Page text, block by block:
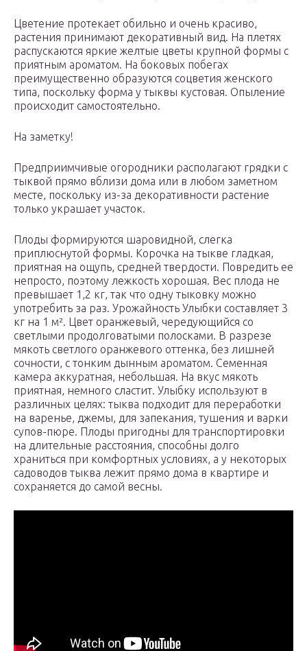
Цветение протекает обильно и очень красиво,
растения принимают декоративный вид. На плетях
распускаются яркие желтые цветы крупной формы с
приятным ароматом. На боковых побегах
преимущественно образуются соцветия женского
типа, поскольку форма у тыквы кустовая. Опыление
происходит самостоятельно.
На заметку!
Предприимчивые огородники располагают грядки с
тыквой прямо вблизи дома или в любом заметном
месте, поскольку из-за декоративности растение
только украшает участок.
Плоды формируются шаровидной, слегка
приплюснутой формы. Корочка на тыкве гладкая,
приятная на ощупь, средней твердости. Повредить ее
непросто, поэтому лежкость хорошая. Вес плода не
превышает 1,2 кг, так что одну тыковку можно
употребить за раз. Урожайность Улыбки составляет 3
кг на 1 м². Цвет оранжевый, чередующийся со
светлыми продолговатыми полосками. В разрезе
мякоть светлого оранжевого оттенка, без лишней
сочности, с тонким дынным ароматом. Семенная
камера аккуратная, небольшая. На вкус мякоть
приятная, немного сластит. Улыбку используют в
различных целях: тыква подходит для переработки
на варенье, джемы, для запекания, тушения и варки
супов-пюре. Плоды пригодны для транспортировки
на длительные расстояния, способны долго
храниться при комфортных условиях, а у некоторых
садоводов тыква лежит прямо дома в квартире и
сохраняется до самой весны.